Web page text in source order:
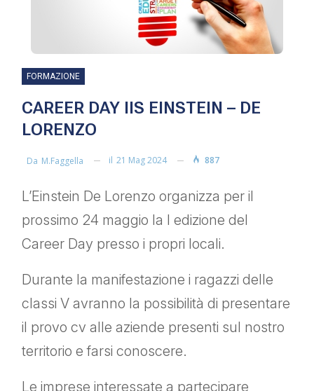
FORMAZIONE
CAREER DAY IIS EINSTEIN – DE
LORENZO
Da M.faggella il 21 Mag 2024 887
L’Einstein De Lorenzo organizza per il
prossimo 24 maggio la I edizione del
Career Day presso i propri locali.
Durante la manifestazione i ragazzi delle
classi V avranno la possibilità di presentare
il provo cv alle aziende presenti sul nostro
territorio e farsi conoscere.
Le imprese interessate a partecipare